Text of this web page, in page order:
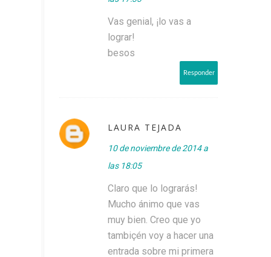
Vas genial, ¡lo vas a
lograr!
besos
Responder
LAURA TEJADA
10 de noviembre de 2014 a
las 18:05
Claro que lo lograrás!
Mucho ánimo que vas
muy bien. Creo que yo
tambiçén voy a hacer una
entrada sobre mi primera